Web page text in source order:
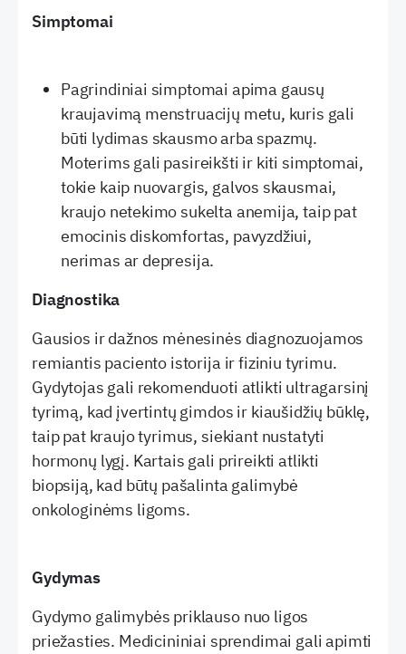
Simptomai
Pagrindiniai simptomai apima gausų
kraujavimą menstruacijų metu, kuris gali
būti lydimas skausmo arba spazmų.
Moterims gali pasireikšti ir kiti simptomai,
tokie kaip nuovargis, galvos skausmai,
kraujo netekimo sukelta anemija, taip pat
emocinis diskomfortas, pavyzdžiui,
nerimas ar depresija.
Diagnostika
Gausios ir dažnos mėnesinės diagnozuojamos
remiantis paciento istorija ir fiziniu tyrimu.
Gydytojas gali rekomenduoti atlikti ultragarsinį
tyrimą, kad įvertintų gimdos ir kiaušidžių būklę,
taip pat kraujo tyrimus, siekiant nustatyti
hormonų lygį. Kartais gali prireikti atlikti
biopsiją, kad būtų pašalinta galimybė
onkologinėms ligoms.
Gydymas
Gydymo galimybės priklauso nuo ligos
priežasties. Medicininiai sprendimai gali apimti